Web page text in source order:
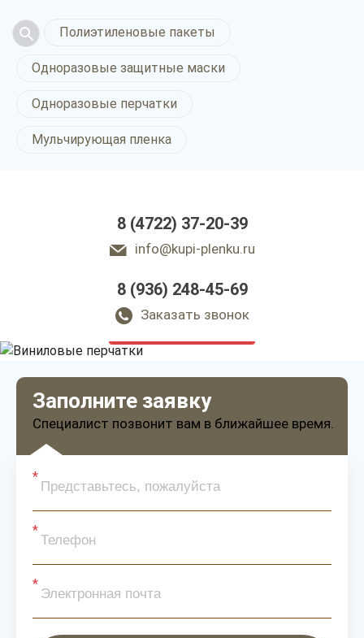
Полиэтиленовые пакеты
Одноразовые защитные маски
Одноразовые перчатки
Мульчирующая пленка
8 (4722) 37-20-39
info@kupi-plenku.ru
8 (936) 248-45-69
Заказать звонок
Виниловые перчатки
в Белгороде
Заполните заявку
Специалист позвонит вам в ближайшее время.